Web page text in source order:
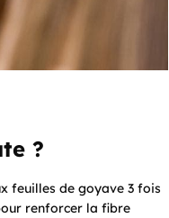
?
feuilles de goyave 3 fois
renforcer la fibre